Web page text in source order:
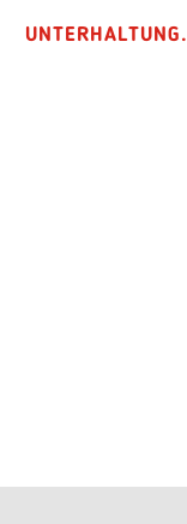
UNTERHALTUNG.